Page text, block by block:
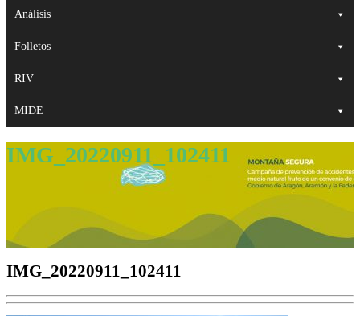
Análisis
Folletos
RIV
MIDE
IMG_20220911_102411
IMG_20220911_102411